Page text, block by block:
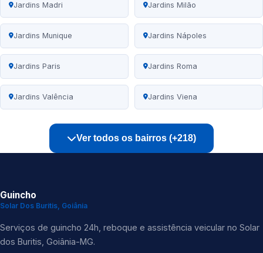
Jardins Madri Jardins Milão
Jardins Munique Jardins Nápoles
Jardins Paris Jardins Roma
Jardins Valência Jardins Viena
Ver todos os bairros (+218)
Guincho
Solar Dos Buritis, Goiânia
Serviços de guincho 24h, reboque e assistência veicular no Solar
dos Buritis, Goiânia-MG.